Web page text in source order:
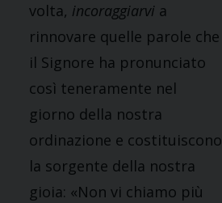
volta, incoraggiarvi a
rinnovare quelle parole che
il Signore ha pronunciato
così teneramente nel
giorno della nostra
ordinazione e costituiscono
la sorgente della nostra
gioia: «Non vi chiamo più